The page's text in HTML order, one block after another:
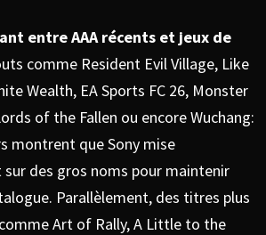
entre AAA récents et jeux de
comme Resident Evil Village, Like
Wealth, EA Sports FC 26, Monster
of the Fallen ou encore Wuchang:
montrent que Sony mise
des gros noms pour maintenir
Parallèlement, des titres plus
Art of Rally, A Little to the